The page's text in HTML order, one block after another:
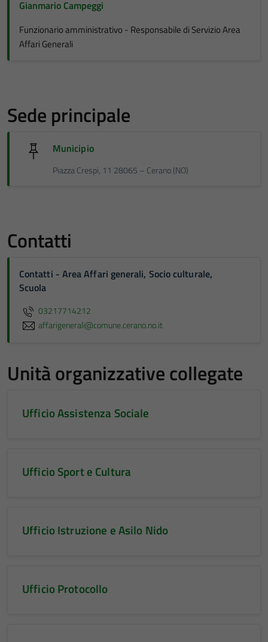
Gianmario Campeggi
Funzionario amministrativo - Responsabile di Servizio Area
Affari Generali
Sede principale
Municipio
Piazza Crespi, 11 28065 – Cerano (NO)
Contatti
Contatti - Area Affari generali, Socio culturale,
Scuola
03217714212
affarigenerali@comune.cerano.no.it
Unità organizzative collegate
Ufficio Assistenza Sociale
Ufficio Sport e Cultura
Ufficio Istruzione e Asilo Nido
Ufficio Protocollo